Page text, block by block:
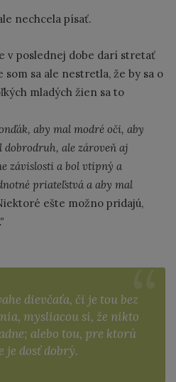
nechcela písať.
v poslednej dobe darí stretať
som sa ale nestretla, že by sa o
mladých žien sa to
aby mal modré oči, aby
dobrodruh, ale zároveň aj
závislosti a bol vtipný a
priateľstvá a aby mal
ešte možno pridajú,
dievčaťa, či je tou bez
mysliacou si, že nikto
alebo tou, pre ktorú
je dosť dobrý.